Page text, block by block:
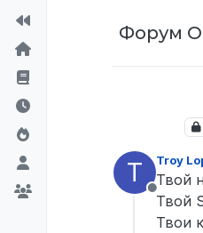
Форум
T
Не в
Troy
Твой
Твой
Твои